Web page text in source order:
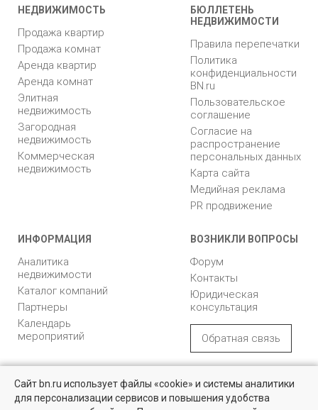
НЕДВИЖИМОСТЬ
Продажа квартир
Продажа комнат
Аренда квартир
Аренда комнат
Элитная
недвижимость
Загородная
недвижимость
Коммерческая
недвижимость
БЮЛЛЕТЕНЬ
НЕДВИЖИМОСТИ
Правила перепечатки
Политика
конфиденциальности
BN.ru
Пользовательское
соглашение
Согласие на
распространение
персональных данных
Карта сайта
Медийная реклама
PR продвижение
ИНФОРМАЦИЯ
Аналитика
недвижимости
Каталог компаний
Партнеры
Календарь
мероприятий
ВОЗНИКЛИ ВОПРОСЫ
Форум
Контакты
Юридическая
консультация
Обратная связь
с ограниченной
ответственностью
«БН»
Сайт bn.ru использует файлы «cookie» и системы аналитики
для персонализации сервисов и повышения удобства